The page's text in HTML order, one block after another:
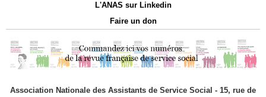
L'ANAS sur Linkedin
Faire un don
Association Nationale des Assistants de Service Social - 15, rue de
Association Loi 1901